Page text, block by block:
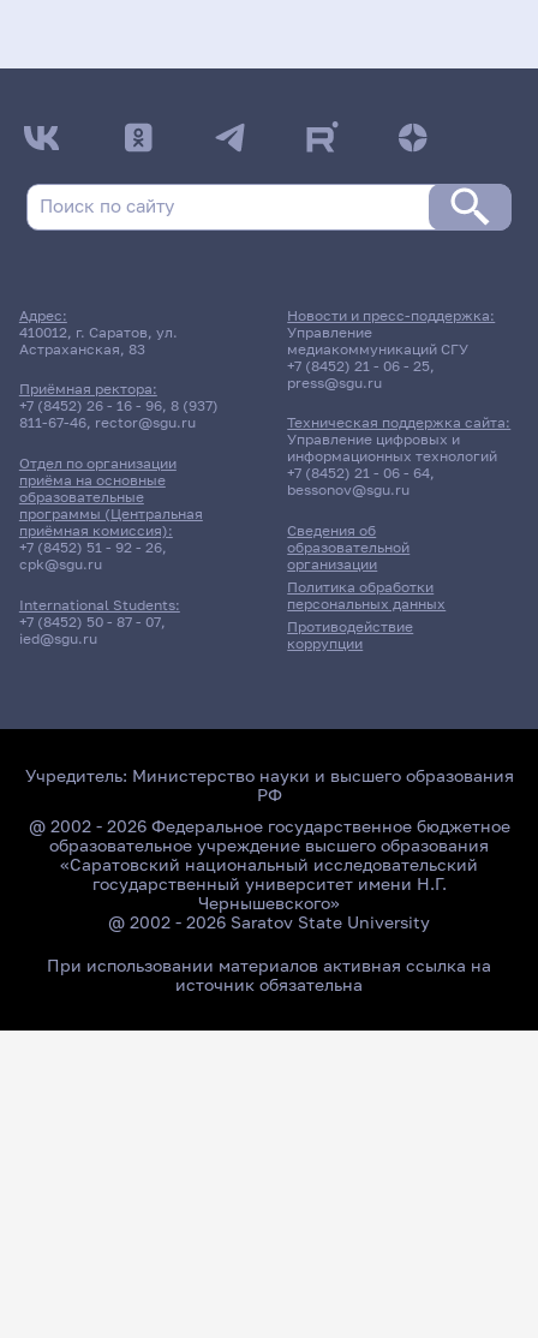
Адрес:
410012, г. Саратов, ул.
Астраханская, 83
Приёмная ректора:
+7 (8452) 26 - 16 - 96, 8 (937)
811-67-46, rector@sgu.ru
Отдел по организации
приёма на основные
образовательные
программы (Центральная
приёмная комиссия):
+7 (8452) 51 - 92 - 26,
cpk@sgu.ru
International Students:
+7 (8452) 50 - 87 - 07,
ied@sgu.ru
Сведения об
образовательной
организации
Политика обработки
персональных данных
Противодействие
коррупции
Новости и пресс-поддержка:
Управление
медиакоммуникаций СГУ
+7 (8452) 21 - 06 - 25,
press@sgu.ru
Техническая поддержка сайта:
Управление цифровых и
информационных технологий
+7 (8452) 21 - 06 - 64,
bessonov@sgu.ru
Учредитель: Министерство науки и высшего образования
РФ
@ 2002 - 2026 Федеральное государственное бюджетное
образовательное учреждение высшего образования
«Саратовский национальный исследовательский
государственный университет имени Н.Г.
Чернышевского»
@ 2002 - 2026 Saratov State University
При использовании материалов активная ссылка на
источник обязательна